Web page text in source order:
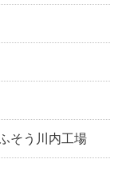
そう川内工場